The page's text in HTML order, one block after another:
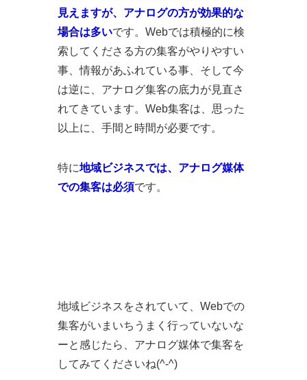
見えますが、アナログの方が効果的な
場合は多いです。Webでは積極的に検
索してくださる方の集客がやりやすい
事、情報があふれている事、そして今
は逆に、アナログ集客の底力が見直さ
れてきています。Web集客は、思った
以上に、手間と時間が必要です。
特に地域ビジネスでは、アナログ媒体
での集客は必須です。
地域ビジネスをされていて、Webでの
集客がいまいちうまく行っていないな
ーと感じたら、アナログ媒体で集客を
してみてくださいね(^-^)